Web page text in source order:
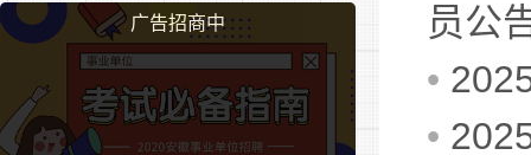
广告招商中
员公
•
•